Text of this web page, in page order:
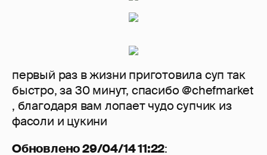
первый раз в жизни приготовила суп так
быстро, за 30 минут, спасибо @chefmarket
, благодаря вам лопает чудо супчик из
фасоли и цукини
Обновлено 29/04/14 11:22: